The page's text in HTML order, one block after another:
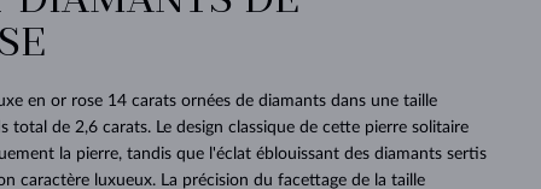
DE SES
RÊVES
DÉCOUVRIR
OR ROSE
BEAUTÉ
PURE
TOPAZES
TOURMALINES
POUR BÉBÉS
MARIAGE
PLUS
BELLES
MOLDAVITES
MINÉRAUX
OR BLANC
OR JAUNE
PENDENTIFS
DÉCOUVRIR
INTEMPORELS
DÉCOUVRIR
DES
ÉMERAUDES
MOLDAVITES
MARIAGE
OR JAUNE
AUTHENTIQUES
DÉCOUVRIR
BEAUTÉ
EXCEPTIONNELLES
DÉCOUVRIR
en or rose 14 carats ornées de diamants dans une taille
total de 2,6 carats. Le design classique de cette pierre solitaire
la pierre, tandis que l'éclat éblouissant des diamants sertis
caractère luxueux. La précision du facettage de la taille